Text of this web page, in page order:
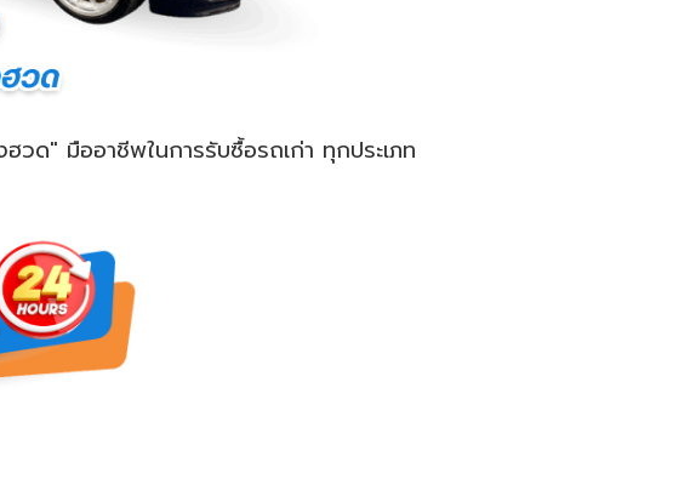
วด" มืออาชีพในการรับซื้อรถเก่า ทุกประเภท